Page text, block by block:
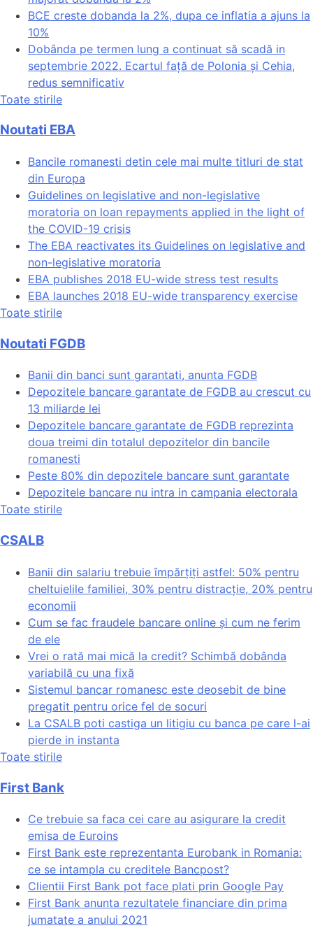
BCE creste dobanda la 2%, dupa ce inflatia a ajuns la
10%
Dobânda pe termen lung a continuat să scadă in
septembrie 2022. Ecartul față de Polonia și Cehia,
redus semnificativ
Toate stirile
Noutati EBA
Bancile romanesti detin cele mai multe titluri de stat
din Europa
Guidelines on legislative and non-legislative
moratoria on loan repayments applied in the light of
the COVID-19 crisis
The EBA reactivates its Guidelines on legislative and
non-legislative moratoria
EBA publishes 2018 EU-wide stress test results
EBA launches 2018 EU-wide transparency exercise
Toate stirile
Noutati FGDB
Banii din banci sunt garantati, anunta FGDB
Depozitele bancare garantate de FGDB au crescut cu
13 miliarde lei
Depozitele bancare garantate de FGDB reprezinta
doua treimi din totalul depozitelor din bancile
romanesti
Peste 80% din depozitele bancare sunt garantate
Depozitele bancare nu intra in campania electorala
Toate stirile
CSALB
Banii din salariu trebuie împărțiți astfel: 50% pentru
cheltuielile familiei, 30% pentru distracție, 20% pentru
economii
Cum se fac fraudele bancare online și cum ne ferim
de ele
Vrei o rată mai mică la credit? Schimbă dobânda
variabilă cu una fixă
Sistemul bancar romanesc este deosebit de bine
pregatit pentru orice fel de socuri
La CSALB poti castiga un litigiu cu banca pe care l-ai
pierde in instanta
Toate stirile
First Bank
Ce trebuie sa faca cei care au asigurare la credit
emisa de Euroins
First Bank este reprezentanta Eurobank in Romania:
ce se intampla cu creditele Bancpost?
Clientii First Bank pot face plati prin Google Pay
First Bank anunta rezultatele financiare din prima
jumatate a anului 2021